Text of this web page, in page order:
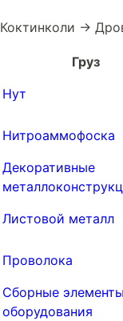
Коктинколи →
Груз
Нут
Нитроаммофоска
Декоративные
Листовой металл
Проволока
Сборные элементы
оборудования